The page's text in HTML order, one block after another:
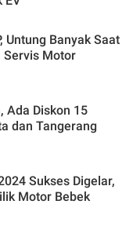
Untung Banyak Saat
Servis Motor
Ada Diskon 15
dan Tangerang
Sukses Digelar,
Motor Bebek